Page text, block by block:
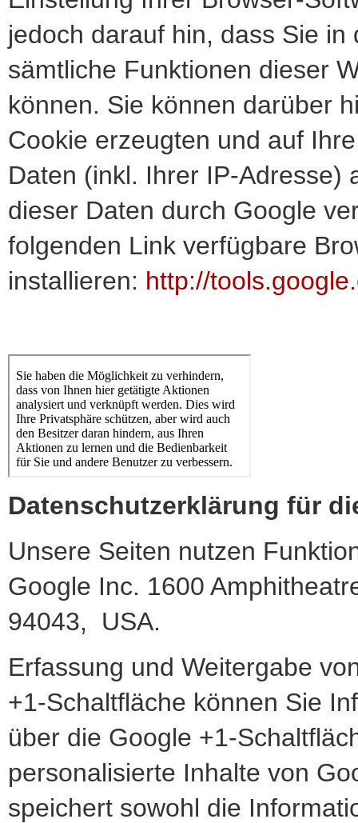
jedoch darauf hin, dass Sie
sämtliche Funktionen dieser
können. Sie können darüber
Cookie erzeugten und auf
Daten (inkl. Ihrer IP-Adresse)
dieser Daten durch Google
folgenden Link verfügbare
installieren: http://
Datenschutzerklärung für
Unsere Seiten nutzen
Google Inc. 1600
94043, USA.
Erfassung und Weitergabe
+1-Schaltfläche können Sie
über die Google +1-
personalisierte Inhalte von
speichert sowohl die